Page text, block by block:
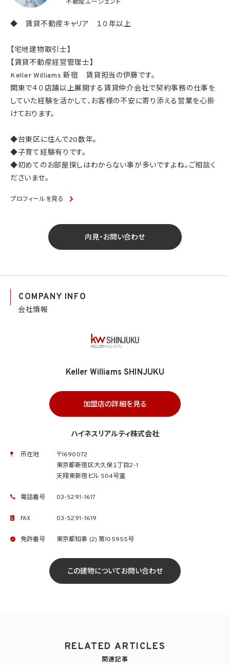
不動産エージェント
◆ 賃貸不動産キャリア １０年以上
【宅地建物取引士】
【賃貸不動産経営管理士】
Keller Williams 新宿 賃貸担当の伊藤です。
関東で４０店舗以上展開する賃貸仲介会社で契約事務の仕事を
していた経験を活かして、お客様の不安に寄り添える営業を心掛
けております。
◆台東区に住んで20数年。
◆子育て経験有りです。
◆初めてのお部屋探しはわからない事が多いですよね。ご相談く
ださいませ。
プロフィールを見る
内見・お問い合わせ
COMPANY INFO
会社情報
Keller Williams SHINJUKU
加盟店の詳細を見る
ハイネスリアルティ株式会社
所在地
〒1690072
東京都新宿区大久保１丁目2-1
天翔東新宿ビル 504号室
電話番号 03-5291-1617
FAX 03-5291-1619
免許番号 東京都知事 (2) 第105955号
この建物についてお問い合わせ
RELATED ARTICLES
関連記事